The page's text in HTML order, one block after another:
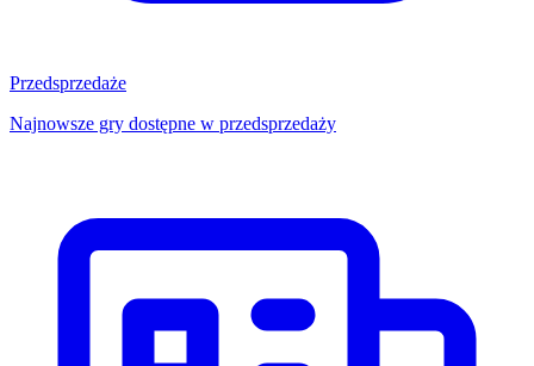
Przedsprzedaże
Najnowsze gry dostępne w przedsprzedaży